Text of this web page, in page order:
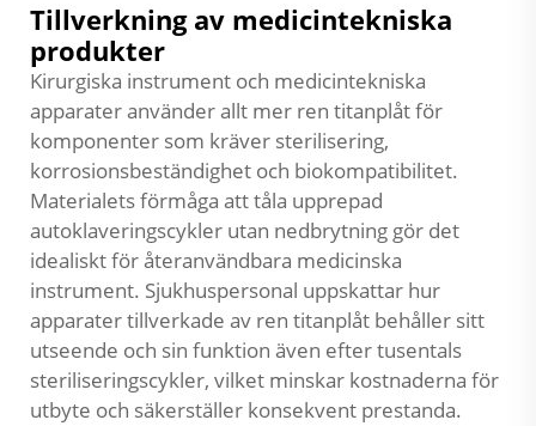
Tillverkning av medicintekniska
produkter
Kirurgiska instrument och medicintekniska
apparater använder allt mer ren titanplåt för
komponenter som kräver sterilisering,
korrosionsbeständighet och biokompatibilitet.
Materialets förmåga att tåla upprepad
autoklaveringscykler utan nedbrytning gör det
idealiskt för återanvändbara medicinska
instrument. Sjukhuspersonal uppskattar hur
apparater tillverkade av ren titanplåt behåller sitt
utseende och sin funktion även efter tusentals
steriliseringscykler, vilket minskar kostnaderna för
utbyte och säkerställer konsekvent prestanda.